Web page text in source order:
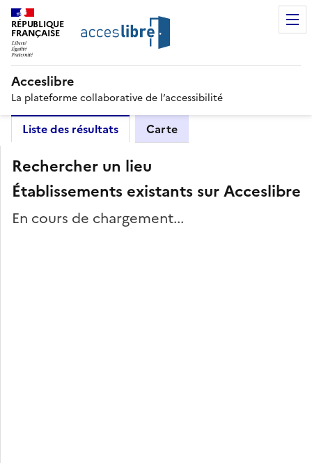
RÉPUBLIQUE
FRANÇAISE
Acceslibre
La plateforme collaborative de l’accessibilité
Liste des résultats Carte
Rechercher un lieu
Établissements existants sur Acceslibre
En cours de chargement...